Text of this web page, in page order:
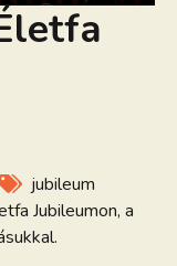
jubileum
Jubileumon, a